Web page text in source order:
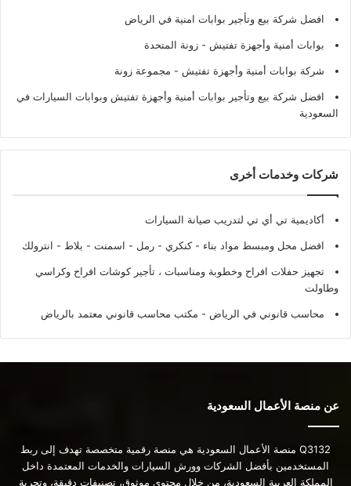
افضل شركة بيع وتأجير بوابات امنية في الرياض
بوابات أمنية وأجهزة تفتيش - زونة المتحدة
شركة بوابات أمنية وأجهزة تفتيش - مجموعة زونة
افضل شركة بيع وتأجير بوابات أمنية وأجهزة تفتيش وبوابات السيارات في
السعودية
شركات وخدمات أخرى
أكاديمية تي أي تي لتدريب صيانة السيارات
افضل محل ومبسط مواد بناء - كنكري - رمل - اسمنت - بلاط - انترولك
تجهيز حفلات افراح وخطوبة ومناسبات ، تأجير كوشات افراح وكراسي
وطاولت
محاسب قانوني في الرياض - مكتب محاسب قانوني معتمد بالرياض
عن منصة الأعمال السعودية
Q3132 منصة الأعمال السعودية هي منصة رقمية متخصصة تهدف إلى ربط
المستخدمين بأفضل الشركات وورش السيارات والخدمات المعتمدة داخل
المملكة العربية السعودية، من خلال محتوى موثوق، تصنيفات دقيقة، وتجربة